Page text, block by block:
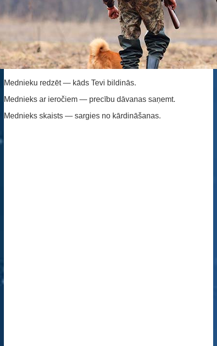
Mednieku redzēt — kāds Tevi bildinās.
Mednieks ar ieročiem — precību dāvanas saņemt.
Mednieks skaists — sargies no kārdināšanas.